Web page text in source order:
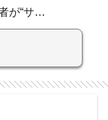
が“サ…